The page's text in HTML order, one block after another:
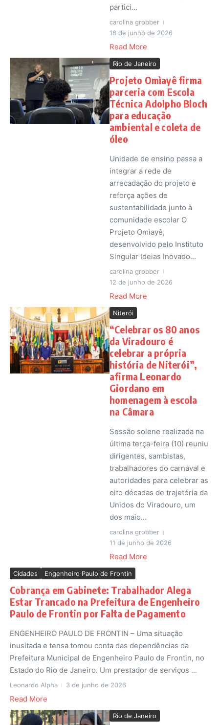
partici...
carolina grobber
18 de junho de 2026
Read More
Rio de Janeiro
Projeto Omìayê firma
parceria com Escola
Técnica Adolpho Bloch
para educação
ambiental e coleta de
óleo
Unidade de ensino passa a
integrar a rede de
arrecadação do projeto e
reforça ações de
sustentabilidade junto à
comunidade escolar O
Projeto Omìayê,
desenvolvido pelo Instituto
Singular Ideias Inovado...
carolina grobber
12 de junho de 2026
Read More
Niterói
“Celebrar os 80 anos
da Viradouro é
celebrar a própria
história de Niterói”,
afirma Leonardo
Giordano em
homenagem à escola
na Câmara
Sessão solene realizada na
última terça-feira (10) reuniu
dirigentes, sambistas,
trabalhadores do carnaval e
autoridades para celebrar as
oito décadas de trajetória da
Unidos do Viradouro, um
dos maio...
carolina grobber
11 de junho de 2026
Read More
Cidades Engenheiro Paulo de Frontin
Cobrança em Gabinete: Trabalhador Alega
Estar Trancado na Prefeitura de Engenheiro
Paulo de Frontin por Falta de Pagamento
ENGENHEIRO PAULO DE FRONTIN – Uma situação
inusitada e tensa tomou conta das dependências da
Prefeitura Municipal de Engenheiro Paulo de Frontin, no
Estado do Rio de Janeiro. Um prestador de serviços ...
Leonardo Alpha 3 de junho de 2026
Read More
Rio de Janeiro